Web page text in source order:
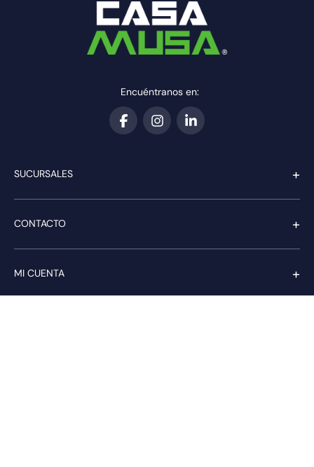
Encuéntranos en:
SUCURSALES +
CONTACTO +
MI CUENTA +